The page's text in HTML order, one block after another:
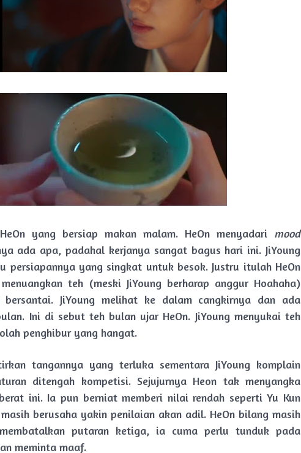
yang bersiap makan malam. HeOn menyadari mood
ada apa, padahal kerjanya sangat bagus hari ini. JiYoung
persiapannya yang singkat untuk besok. Justru itulah HeOn
teh (meski JiYoung berharap anggur Hoahaha)
bersantai. JiYoung melihat ke dalam cangkirnya dan ada
Ini di sebut teh bulan ujar HeOn. JiYoung menyukai teh
penghibur yang hangat.
tangannya yang terluka sementara JiYoung komplain
ditengah kompetisi. Sejujurnya Heon tak menyangka
ini. Ia pun berniat memberi nilai rendah seperti Yu Kun
berusaha yakin penilaian akan adil. HeOn bilang masih
putaran ketiga, ia cuma perlu tunduk pada
meminta maaf.